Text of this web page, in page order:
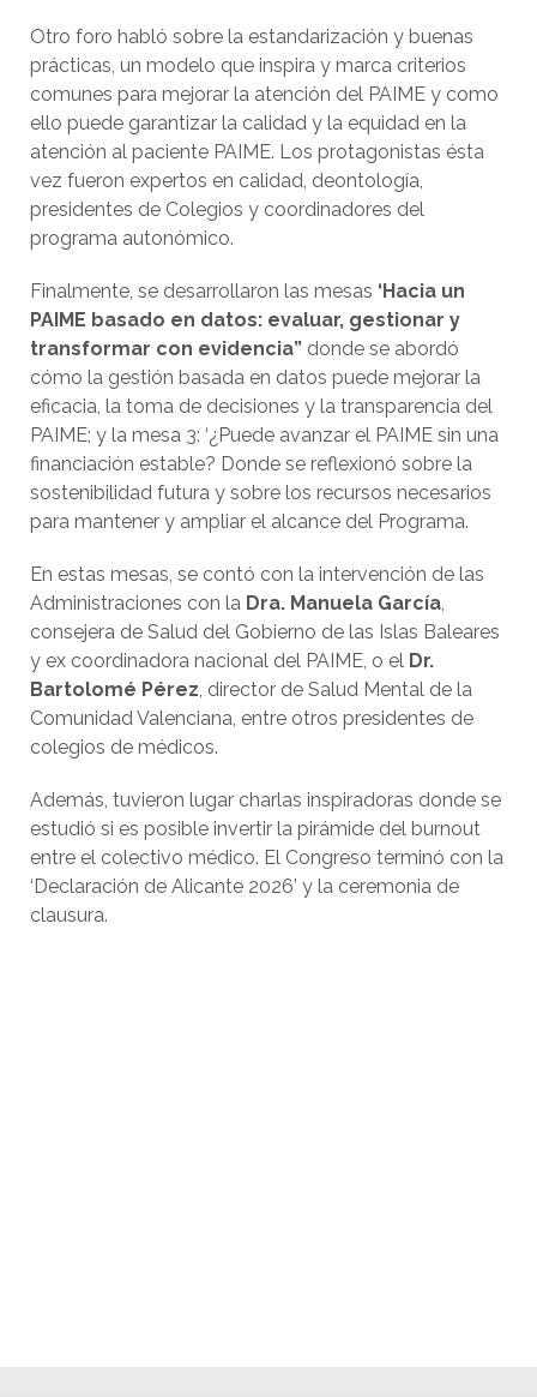
Otro foro habló sobre la estandarización y buenas
prácticas, un modelo que inspira y marca criterios
comunes para mejorar la atención del PAIME y como
ello puede garantizar la calidad y la equidad en la
atención al paciente PAIME. Los protagonistas ésta
vez fueron expertos en calidad, deontología,
presidentes de Colegios y coordinadores del
programa autonómico.
Finalmente, se desarrollaron las mesas ‘Hacia un
PAIME basado en datos: evaluar, gestionar y
transformar con evidencia” donde se abordó
cómo la gestión basada en datos puede mejorar la
eficacia, la toma de decisiones y la transparencia del
PAIME; y la mesa 3: ‘¿Puede avanzar el PAIME sin una
financiación estable? Donde se reflexionó sobre la
sostenibilidad futura y sobre los recursos necesarios
para mantener y ampliar el alcance del Programa.
En estas mesas, se contó con la intervención de las
Administraciones con la Dra. Manuela García,
consejera de Salud del Gobierno de las Islas Baleares
y ex coordinadora nacional del PAIME, o el Dr.
Bartolomé Pérez, director de Salud Mental de la
Comunidad Valenciana, entre otros presidentes de
colegios de médicos.
Además, tuvieron lugar charlas inspiradoras donde se
estudió si es posible invertir la pirámide del burnout
entre el colectivo médico. El Congreso terminó con la
‘Declaración de Alicante 2026’ y la ceremonia de
clausura.